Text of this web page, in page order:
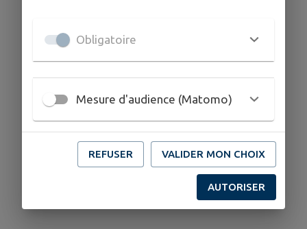
Obligatoire
Mesure d'audience (Matomo)
REFUSER VALIDER MON CHOIX
AUTORISER